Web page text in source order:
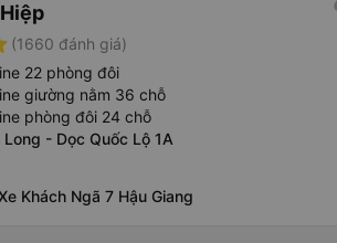
(1660 đánh giá)
22 phòng đôi
giường nằm 36 chỗ
phòng đôi 24 chỗ
- Dọc Quốc Lộ 1A
Khách Ngã 7 Hậu Giang